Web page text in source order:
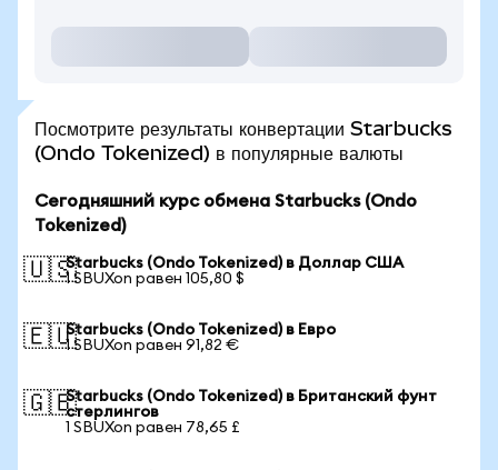
Посмотрите результаты конвертации Starbucks
(Ondo Tokenized) в популярные валюты
Сегодняшний курс обмена Starbucks (Ondo
Tokenized)
🇺🇸Starbucks (Ondo Tokenized) в Доллар США
1 SBUXon равен 105,80 $
🇪🇺Starbucks (Ondo Tokenized) в Евро
1 SBUXon равен 91,82 €
🇬🇧Starbucks (Ondo Tokenized) в Британский фунт
стерлингов
1 SBUXon равен 78,65 £